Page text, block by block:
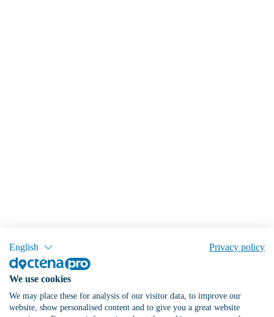
English Privacy policy
We use cookies
We may place these for analysis of our visitor data, to improve our
website, show personalised content and to give you a great website